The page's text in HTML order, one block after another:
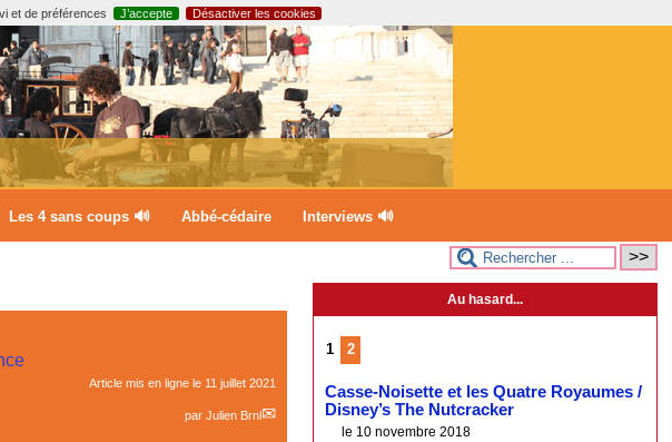
et de préférences J’accepte Désactiver les cookies
Les 4 sans coups 🔊 Abbé-cédaire Interviews 🔊
Article mis en ligne le 11 juillet 2021
par Julien Brnl
Au hasard...
1 2
Casse-Noisette et les Quatre Royaumes /
Disney’s The Nutcracker
le 10 novembre 2018